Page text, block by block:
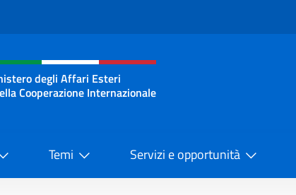
social e menù
degli Affari Esteri
Cooperazione Internazionale
Temi Servizi e opportunità